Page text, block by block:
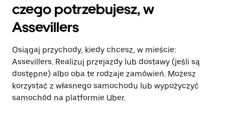
czego potrzebujesz, w
Assevillers
Osiągaj przychody, kiedy chcesz, w mieście:
Assevillers. Realizuj przejazdy lub dostawy (jeśli są
dostępne) albo oba te rodzaje zamówień. Możesz
korzystać z własnego samochodu lub wypożyczyć
samochód na platformie Uber.